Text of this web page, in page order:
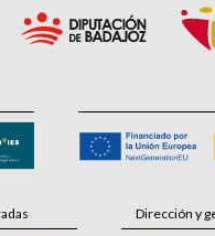
Dirección y